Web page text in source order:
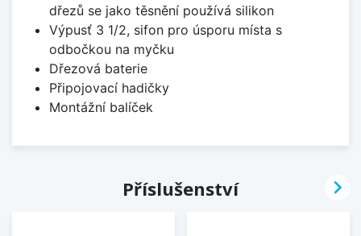
dřezů se jako těsnění používá silikon
Výpusť 3 1/2, sifon pro úsporu místa s
odbočkou na myčku
Dřezová baterie
Připojovací hadičky
Montážní balíček
Příslušenství 